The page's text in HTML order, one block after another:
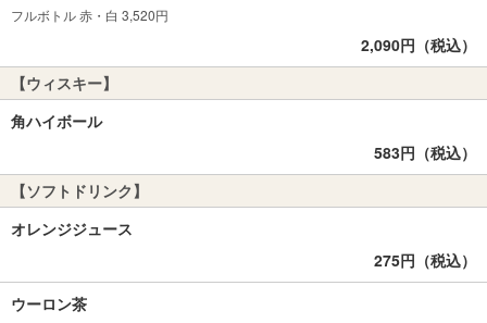
フルボトル 赤・白 3,520円
2,090円（税込）
【ウィスキー】
角ハイボール
583円（税込）
【ソフトドリンク】
オレンジジュース
275円（税込）
ウーロン茶